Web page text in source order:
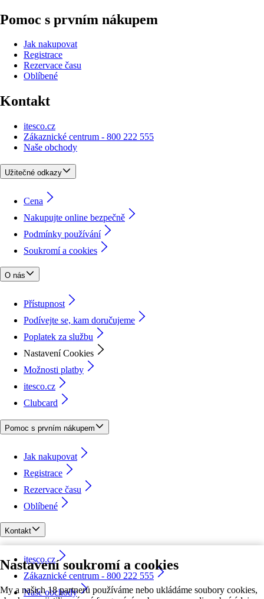
Nastavení soukromí a cookies
My a našich 18 partnerů používáme nebo ukládáme soubory cookies,
Pomoc s prvním nákupem
Jak nakupovat
Registrace
Rezervace času
Oblíbené
Kontakt
itesco.cz
Zákaznické centrum - 800 222 555
Naše obchody
Užitečné odkazy
Cena
Nakupujte online bezpečně
Podmínky používání
Soukromí a cookies
O nás
Přístupnost
Podívejte se, kam doručujeme
Poplatek za službu
Nastavení Cookies
Možnosti platby
itesco.cz
Clubcard
Pomoc s prvním nákupem
Jak nakupovat
Registrace
Rezervace času
Oblíbené
Kontakt
itesco.cz
Zákaznické centrum - 800 222 555
Naše obchody